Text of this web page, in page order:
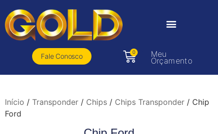
Fale Conosco
0 Meu
Orçamento
Início / Transponder / Chips / Chips Transponder / Chip
Ford